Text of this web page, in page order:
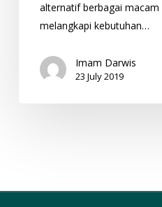
alternatif berbagai
melangkapi kebutuhan…
Imam Darwis
23 July 2019